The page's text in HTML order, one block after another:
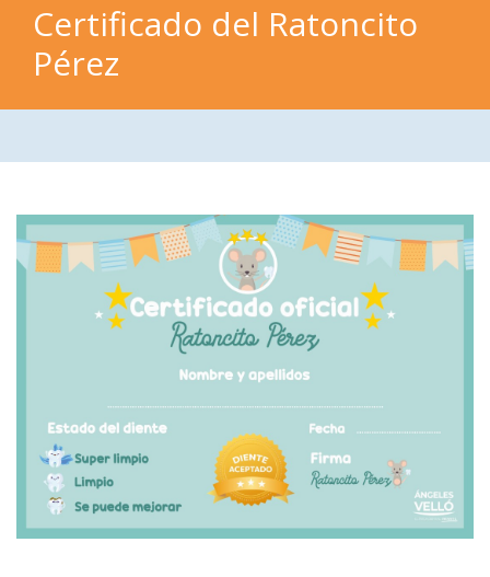
Certificado del Ratoncito
Pérez